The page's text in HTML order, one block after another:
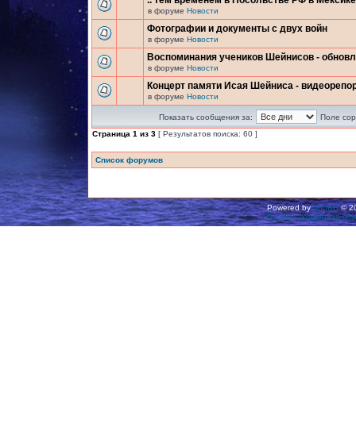
в форуме Новости
Фотографии и документы с двух войн
в форуме Новости
Воспоминания учеников Шейнисов -
в форуме Новости
Концерт памяти Исая Шейниса -
в форуме Новости
Показать сообщения за:
Поле
Страница 1 из 3 [ Результатов поиска: 60 ]
Список форумов
Powered byphpBB©
Русская поддержка